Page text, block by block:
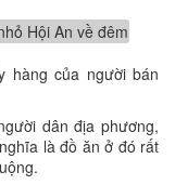
hàng của người bán
dân địa phương,
là đồ ăn ở đó rất